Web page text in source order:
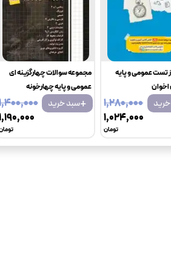
تست عمومی و پایه
۱٬۲۸۰٬۰۰۰
۱٬۰۲۴٬۰۰۰
تومان
مجموعه سوالات چهارگزینه ای
عمومی و پایه چهارخونه
+سبد خرید